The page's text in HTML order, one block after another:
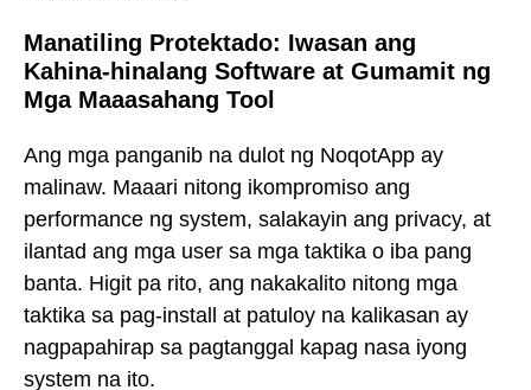
Manatiling Protektado: Iwasan ang
Kahina-hinalang Software at Gumamit ng
Mga Maaasahang Tool
Ang mga panganib na dulot ng NoqotApp ay
malinaw. Maaari nitong ikompromiso ang
performance ng system, salakayin ang privacy, at
ilantad ang mga user sa mga taktika o iba pang
banta. Higit pa rito, ang nakakalito nitong mga
taktika sa pag-install at patuloy na kalikasan ay
nagpapahirap sa pagtanggal kapag nasa iyong
system na ito.